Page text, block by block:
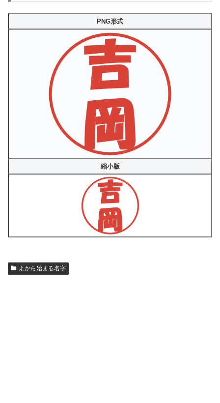
PNG形式
縮小版
よから始まる名字